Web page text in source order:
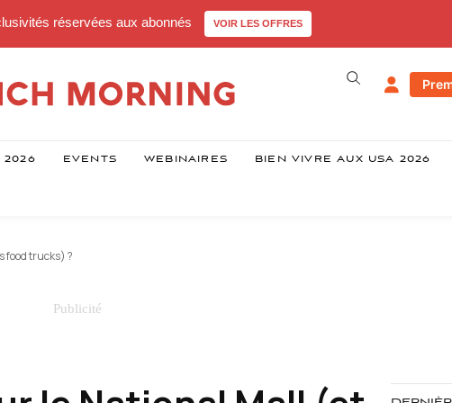
réservées aux abonnés VOIR LES OFFRES
2026 EVENTS WEBINAIRES BIEN VIVRE AUX USA 2026
food trucks) ?